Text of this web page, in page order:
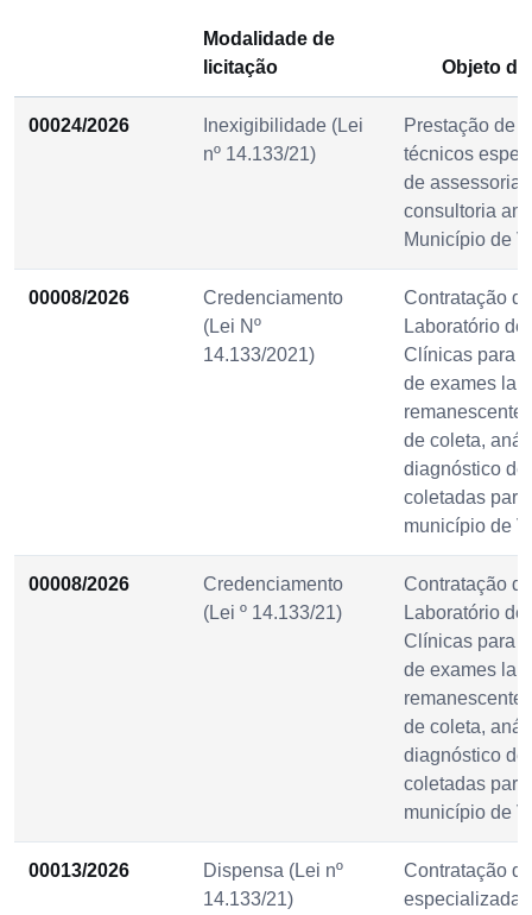
Modalidade de
licitação
Objeto
00024/2026
Inexigibilidade (Lei
nº 14.133/21)
Prestação de
técnicos
de assessoria
consultoria
Município de
00008/2026
Credenciamento
(Lei Nº
14.133/2021)
Contratação de
Laboratório
Clínicas para
de exames
de coleta,
diagnóstico de
coletadas para
município de
00008/2026
Credenciamento
(Lei º 14.133/21)
Contratação de
Laboratório
Clínicas para
de exames
de coleta,
diagnóstico de
coletadas para
município de
00013/2026
Dispensa (Lei nº
14.133/21)
Contratação
especializada